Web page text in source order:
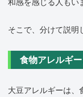
そこで、分けて説明
食物アレルギ
大豆アレルギーは、